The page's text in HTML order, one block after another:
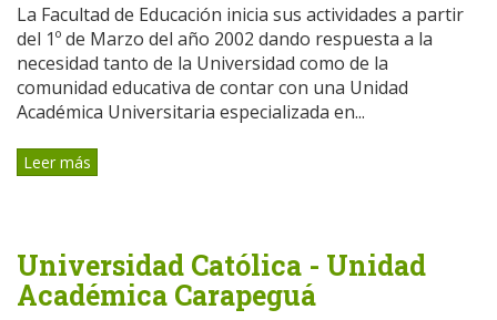
La Facultad de Educación inicia sus actividades a partir
del 1º de Marzo del año 2002 dando respuesta a la
necesidad tanto de la Universidad como de la
comunidad educativa de contar con una Unidad
Académica Universitaria especializada en...
Leer más
Universidad Católica - Unidad
Académica Carapeguá